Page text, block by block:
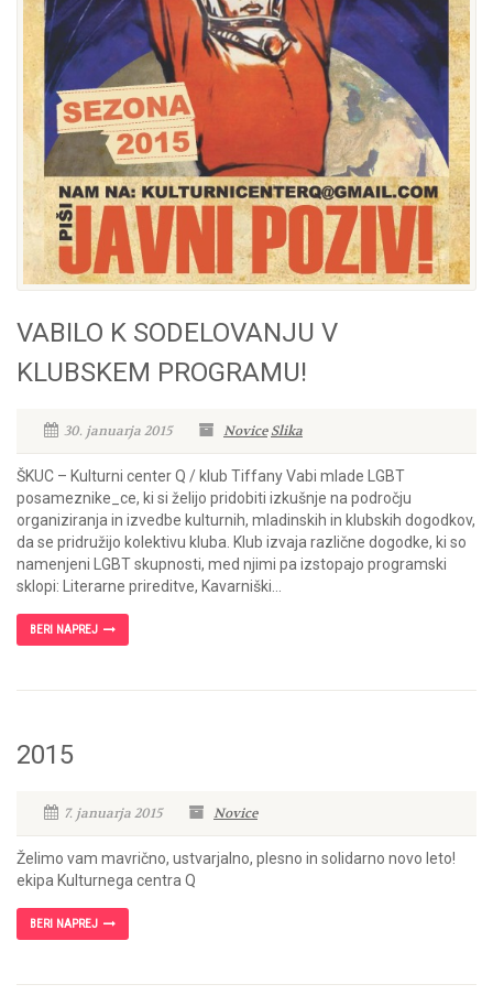
VABILO K SODELOVANJU V
KLUBSKEM PROGRAMU!
30. januarja 2015 Novice Slika
ŠKUC – Kulturni center Q / klub Tiffany Vabi mlade LGBT
posameznike_ce, ki si želijo pridobiti izkušnje na področju
organiziranja in izvedbe kulturnih, mladinskih in klubskih dogodkov,
da se pridružijo kolektivu kluba. Klub izvaja različne dogodke, ki so
namenjeni LGBT skupnosti, med njimi pa izstopajo programski
sklopi: Literarne prireditve, Kavarniški...
BERI NAPREJ
2015
7. januarja 2015 Novice
Želimo vam mavrično, ustvarjalno, plesno in solidarno novo leto!
ekipa Kulturnega centra Q
BERI NAPREJ